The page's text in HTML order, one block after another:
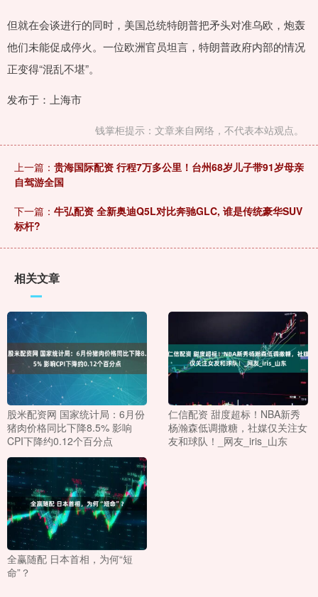
但就在会谈进行的同时，美国总统特朗普把矛头对准乌欧，炮轰
他们未能促成停火。一位欧洲官员坦言，特朗普政府内部的情况
正变得“混乱不堪”。
发布于：上海市
钱掌柜提示：文章来自网络，不代表本站观点。
上一篇： 贵海国际配资 行程7万多公里！台州68岁儿子带91岁母亲
自驾游全国
下一篇： 牛弘配资 全新奥迪Q5L对比奔驰GLC, 谁是传统豪华SUV
标杆?
相关文章
股米配资网 国家统计局：6月份
猪肉价格同比下降8.5% 影响
CPI下降约0.12个百分点
仁信配资 甜度超标！NBA新秀
杨瀚森低调撒糖，社媒仅关注女
友和球队！_网友_iris_山东
全赢随配 日本首相，为何“短
命”？